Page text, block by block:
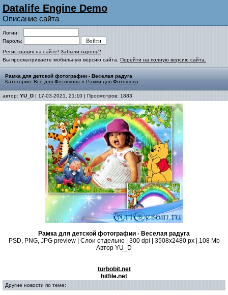
Datalife Engine Demo
Описание сайта
Логин:
Пароль:
Регистрация на сайте! Забыли пароль?
Вы просматриваете мобильную версию сайта. Перейти на полную версию сайта.
Рамка для детской фотографии - Веселая радуга
Категория: Всё для Фотошопа » Рамки для Фотошопа
автор: YU_D | 17-03-2021, 21:10 | Просмотров: 1883
Рамка для детской фотографии - Веселая радуга
PSD, PNG, JPG preview | Слои отдельно | 300 dpi | 3508x2480 px | 108 Mb
Автор YU_D
turbobit.net
hitfile.net
Другие новости по теме: